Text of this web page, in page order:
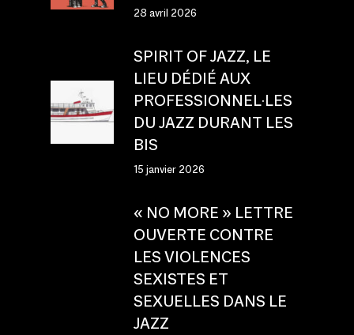
28 avril 2026
SPIRIT OF JAZZ, LE
LIEU DÉDIÉ AUX
PROFESSIONNEL·LES
DU JAZZ DURANT LES
BIS
15 janvier 2026
« NO MORE » LETTRE
OUVERTE CONTRE
LES VIOLENCES
SEXISTES ET
SEXUELLES DANS LE
JAZZ